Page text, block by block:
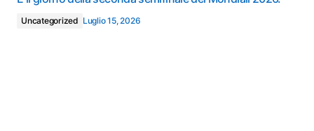
Uncategorized Luglio 15, 2026